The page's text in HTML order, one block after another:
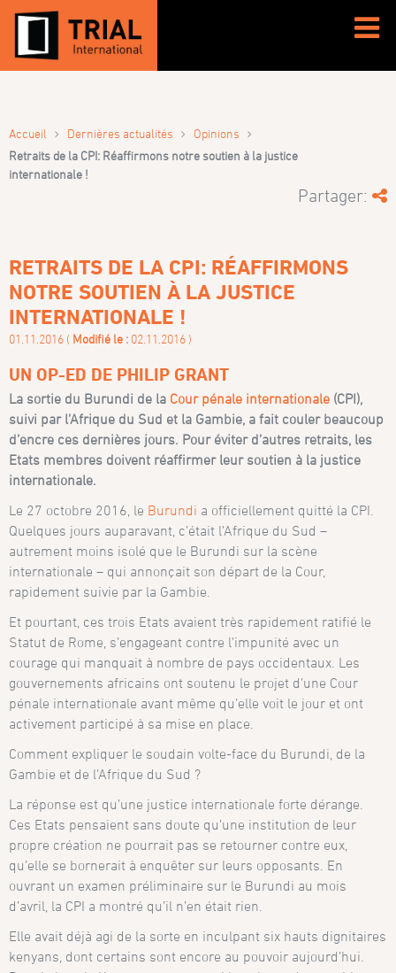
Accueil › Dernières actualités › Opinions ›
Retraits de la CPI: Réaffirmons notre soutien à la justice
internationale !
Partager:
RETRAITS DE LA CPI: RÉAFFIRMONS
NOTRE SOUTIEN À LA JUSTICE
INTERNATIONALE !
01.11.2016 ( Modifié le : 02.11.2016 )
UN OP-ED DE PHILIP GRANT
La sortie du Burundi de la Cour pénale internationale (CPI),
suivi par l’Afrique du Sud et la Gambie, a fait couler beaucoup
d’encre ces dernières jours. Pour éviter d’autres retraits, les
Etats membres doivent réaffirmer leur soutien à la justice
internationale.
Le 27 octobre 2016, le Burundi a officiellement quitté la CPI.
Quelques jours auparavant, c’était l’Afrique du Sud –
autrement moins isolé que le Burundi sur la scène
internationale – qui annonçait son départ de la Cour,
rapidement suivie par la Gambie.
Et pourtant, ces trois Etats avaient très rapidement ratifié le
Statut de Rome, s’engageant contre l’impunité avec un
courage qui manquait à nombre de pays occidentaux. Les
gouvernements africains ont soutenu le projet d’une Cour
pénale internationale avant même qu’elle voit le jour et ont
activement participé à sa mise en place.
Comment expliquer le soudain volte-face du Burundi, de la
Gambie et de l’Afrique du Sud ?
La réponse est qu’une justice internationale forte dérange.
Ces Etats pensaient sans doute qu’une institution de leur
propre création ne pourrait pas se retourner contre eux,
qu’elle se bornerait à enquêter sur leurs opposants. En
ouvrant un examen préliminaire sur le Burundi au mois
d’avril, la CPI a montré qu’il n’en était rien.
Elle avait déjà agi de la sorte en inculpant six hauts dignitaires
kenyans, dont certains sont encore au pouvoir aujourd’hui.